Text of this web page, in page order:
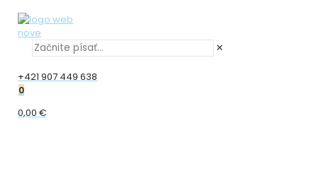
✕
+421 907 449 638
0
0,00 €